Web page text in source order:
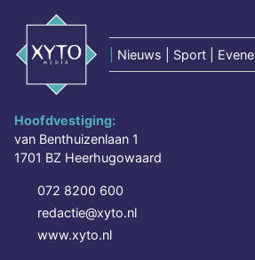
Nieuws | Sport |
Hoofdvestiging:
van Benthuizenlaan 1
1701 BZ Heerhugowaard
072 8200 600
redactie@xyto.nl
www.xyto.nl